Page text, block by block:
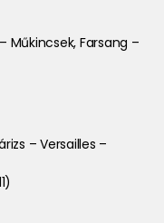
– Műkincsek, Farsang –
– Versailles –